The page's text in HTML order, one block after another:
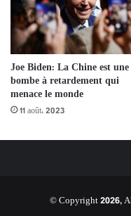
Joe Biden: La Chine est une
bombe à retardement qui
menace le monde
11 août، 2023
© Copyright 2026,